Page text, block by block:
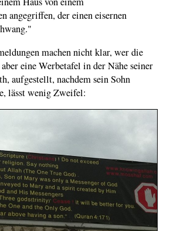
angegriffen, der einen eisernen
machen nicht klar, wer die
eine Werbetafel in der Nähe seiner
aufgestellt, nachdem sein Sohn
lässt wenig Zweifel: